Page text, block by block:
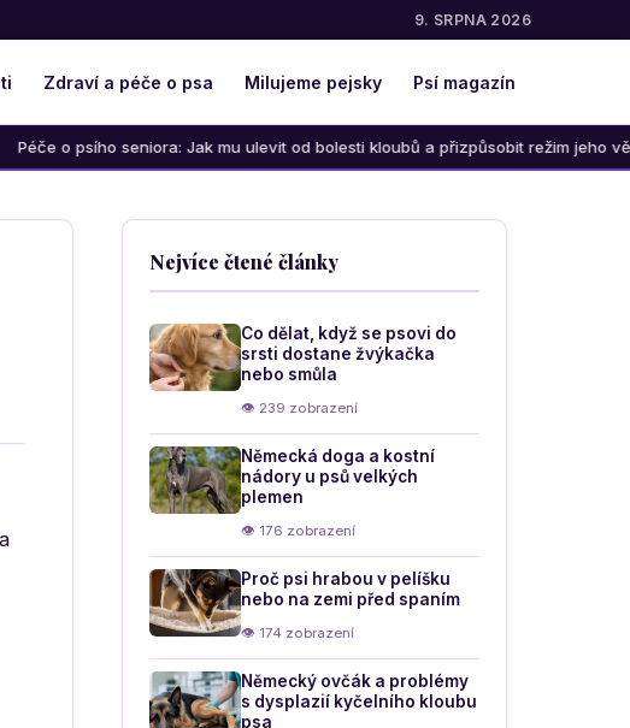
9. SRPNA 2026
Zdraví a péče o psa Milujeme pejsky Psí magazín
seniora: Jak mu ulevit od bolesti kloubů a přizpůsobit režim jeho věku
Nejvíce čtené články
Co dělat, když se psovi do
srsti dostane žvýkačka
nebo smůla
👁 239 zobrazení
Německá doga a kostní
nádory u psů velkých
plemen
👁 176 zobrazení
Proč psi hrabou v pelíšku
nebo na zemi před spaním
👁 174 zobrazení
Německý ovčák a problémy
s dysplazií kyčelního kloubu
psa